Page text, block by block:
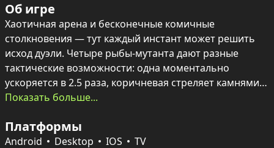
Об игре
Хаотичная арена и бесконечные комичные
столкновения — тут каждый инстант может решить
исход дуэли. Четыре рыбы-мутанта дают разные
тактические возможности: одна моментально
ускоряется в 2.5 раза, коричневая стреляет камнями,
серая выплёскивает шипы и опасна при контакте, а
уменьшая его размеры.
Игра заточена под дуэли вдвоём — короткие и
Показать больше...
Платформы
Android Desktop IOS TV